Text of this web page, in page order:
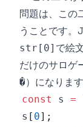
問題は、この
うことです
str[0] で絵
だけのサロゲ
�）になります
const s =
s [ 0] ;